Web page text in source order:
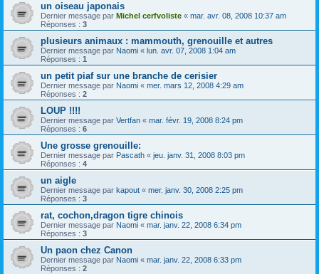
un oiseau japonais
Dernier message par Michel cerfvoliste « mar. avr. 08, 2008 10:37 am
Réponses : 3
plusieurs animaux : mammouth, grenouille et autres
Dernier message par Naomi « lun. avr. 07, 2008 1:04 am
Réponses : 1
un petit piaf sur une branche de cerisier
Dernier message par Naomi « mer. mars 12, 2008 4:29 am
Réponses : 2
LOUP !!!!
Dernier message par Vertfan « mar. févr. 19, 2008 8:24 pm
Réponses : 6
Une grosse grenouille:
Dernier message par Pascath « jeu. janv. 31, 2008 8:03 pm
Réponses : 4
un aigle
Dernier message par kapout « mer. janv. 30, 2008 2:25 pm
Réponses : 3
rat, cochon,dragon tigre chinois
Dernier message par Naomi « mar. janv. 22, 2008 6:34 pm
Réponses : 3
Un paon chez Canon
Dernier message par Naomi « mar. janv. 22, 2008 6:33 pm
Réponses : 2